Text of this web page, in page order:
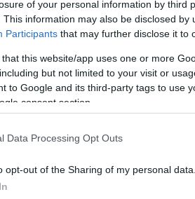
of your personal information by third
This information may also be disclosed by
Participants that may further disclose it to
that this website/app uses one or more
but not limited to your visit or
to Google and its third-party tags to use
consent section.
Data Processing Opt Outs
opt-out of the Sharing of my personal data.